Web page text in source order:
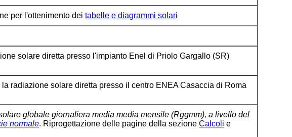
per l'ottenimento dei tabelle e diagrammi solari
solare diretta presso l'impianto Enel di Priolo Gargallo (SR)
la radiazione solare diretta presso il centro ENEACasaccia di Roma
globale giornaliera media media mensile (Rggmm), a livello del
normale. Riprogettazione delle pagine della sezione Calcoli e